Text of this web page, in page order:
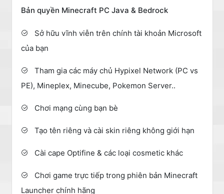
Bản quyền Minecraft PC Java & Bedrock
Sở hữu vĩnh viễn trên chính tài khoản Microsoft
của bạn
Tham gia các máy chủ Hypixel Network (PC vs
PE), Mineplex, Minecube, Pokemon Server..
Chơi mạng cùng bạn bè
Tạo tên riêng và cài skin riêng không giới hạn
Cài cape Optifine & các loại cosmetic khác
Chơi game trực tiếp trong phiên bản Minecraft
Launcher chính hãng